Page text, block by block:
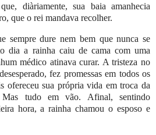
diàriamente, sua baia amanhecia
que o rei mandava recolher.
sempre dure nem bem que nunca se
dia a rainha caiu de cama com uma
médico atinava curar. A tristeza no
fez promessas em todos os
ofereceu sua própria vida em troca da
Mas tudo em vão. Afinal, sentindo
hora, a rainha chamou o esposo e